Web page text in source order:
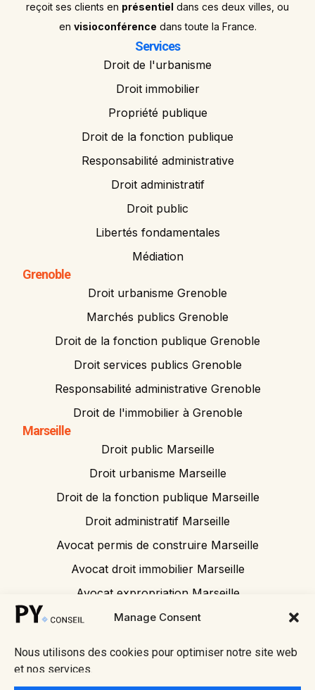
Manage Consent
Nous utilisons des cookies pour optimiser notre site web
et nos services.
reçoit ses clients en présentiel dans ces deux villes, ou
en visioconférence dans toute la France.
Services
Droit de l'urbanisme
Droit immobilier
Propriété publique
Droit de la fonction publique
Responsabilité administrative
Droit administratif
Droit public
Libertés fondamentales
Médiation
Grenoble
Droit urbanisme Grenoble
Marchés publics Grenoble
Droit de la fonction publique Grenoble
Droit services publics Grenoble
Responsabilité administrative Grenoble
Droit de l'immobilier à Grenoble
Marseille
Droit public Marseille
Droit urbanisme Marseille
Droit de la fonction publique Marseille
Droit administratif Marseille
Avocat permis de construire Marseille
Avocat droit immobilier Marseille
Avocat expropriation Marseille
Avocat tribunal administratif
© 2026 Py